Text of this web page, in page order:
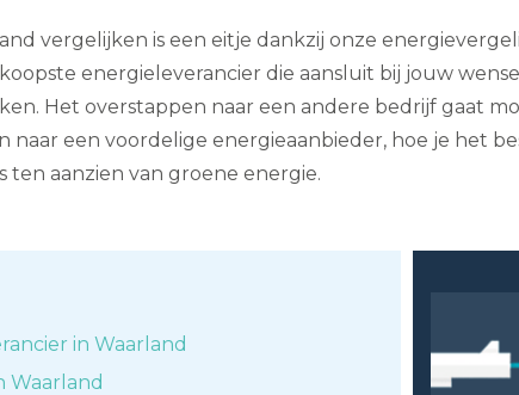
vergelijken is een eitje dankzij onze
energieleverancier die aansluit bij jouw
Het overstappen naar een andere bedrijf gaat
naar een voordelige energieaanbieder, hoe je het
ten aanzien van groene energie.
in Waarland
Waarland